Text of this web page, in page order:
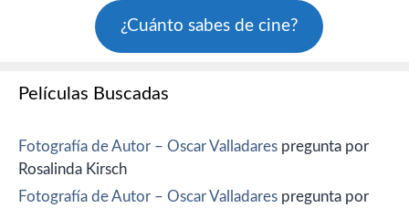
¿Cuánto sabes de cine?
Películas Buscadas
Fotografía de Autor – Oscar Valladares pregunta por
Rosalinda Kirsch
Fotografía de Autor – Oscar Valladares pregunta por